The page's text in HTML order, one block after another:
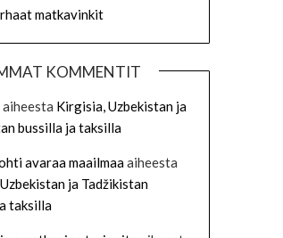
matkavinkit
KOMMENTIT
aiheesta Kirgisia, Uzbekistan ja
bussilla ja taksilla
avaraa maailmaaaiheesta
ja Tadžikistan
taksilla